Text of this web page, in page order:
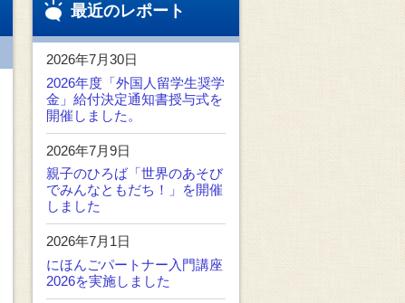
内
最近のレポート
2026年7月30日
2026年度「外国人留学生奨学
金」給付決定通知書授与式を
開催しました。
2026年7月9日
親子のひろば「世界のあそび
でみんなともだち！」を開催
しました
2026年7月1日
にほんごパートナー入門講座
2026を実施しました